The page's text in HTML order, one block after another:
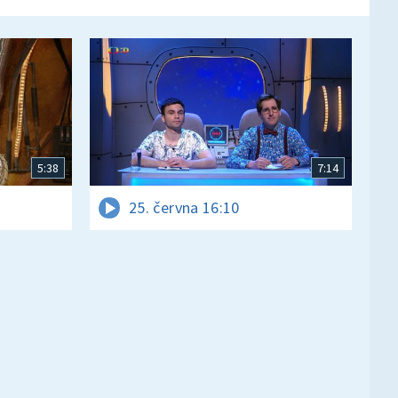
5:38 7:14
25. června 16:10